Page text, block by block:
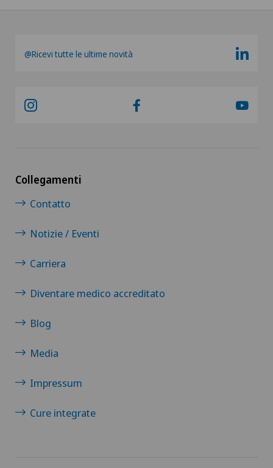
@Ricevi tutte le ultime novità
Collegamenti
Contatto
Notizie / Eventi
Carriera
Diventare medico accreditato
Blog
Media
Impressum
Cure integrate